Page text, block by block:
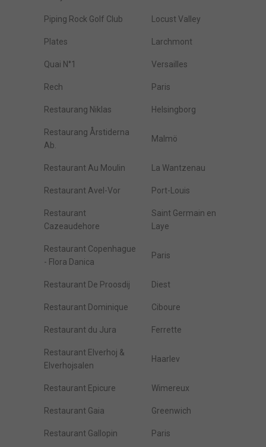
Piping Rock Golf Club Locust Valley
Plates Larchmont
Quai N°1 Versailles
Rech Paris
Restaurang Niklas Helsingborg
Restaurang Årstiderna
Ab.
Malmö
Restaurant Au Moulin La Wantzenau
Restaurant Avel-Vor Port-Louis
Restaurant
Cazeaudehore
Saint Germain en
Laye
Restaurant Copenhague
- Flora Danica
Paris
Restaurant De Proosdij Diest
Restaurant Dominique Ciboure
Restaurant du Jura Ferrette
Restaurant Elverhoj &
Elverhojsalen
Haarlev
Restaurant Epicure Wimereux
Restaurant Gaia Greenwich
Restaurant Gallopin Paris